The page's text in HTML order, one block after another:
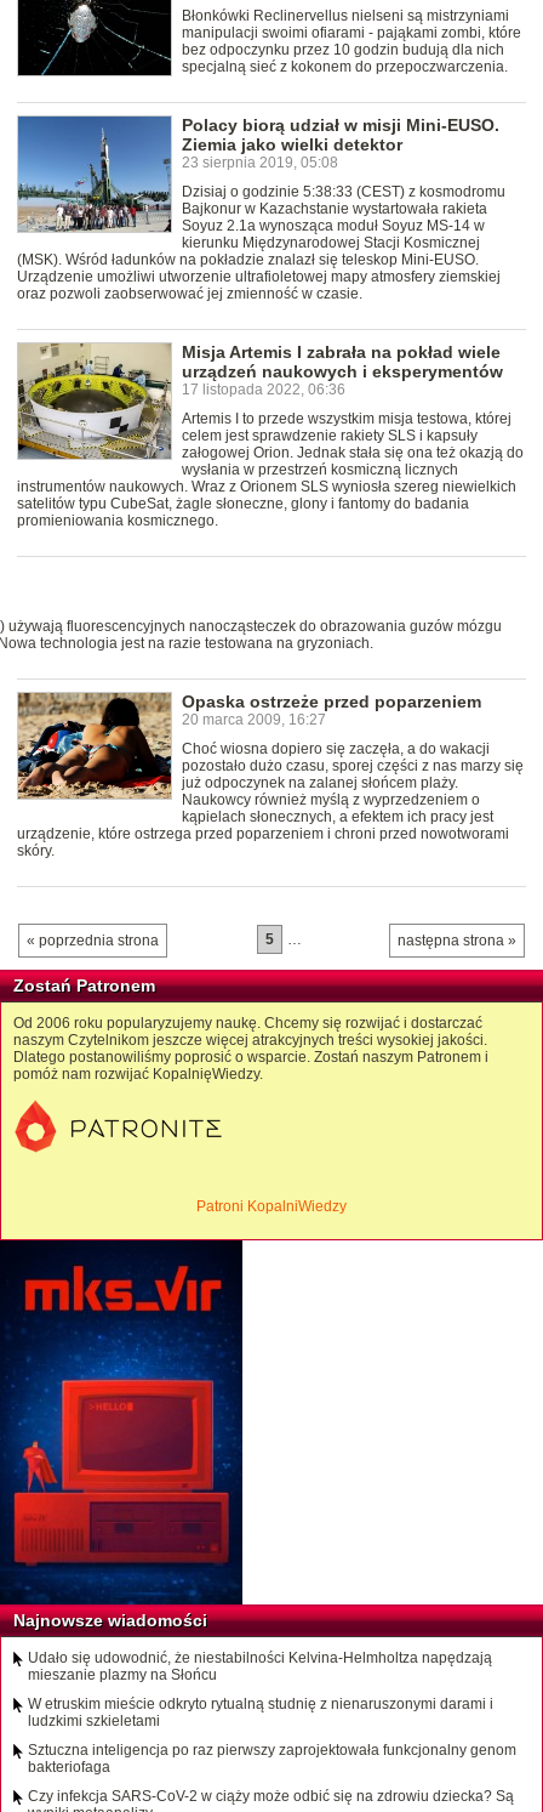
Błonkówki Reclinervellus nielseni są mistrzyniami
manipulacji swoimi ofiarami - pająkami zombi, które
bez odpoczynku przez 10 godzin budują dla nich
specjalną sieć z kokonem do przepoczwarczenia.
Polacy biorą udział w misji Mini-EUSO.
Ziemia jako wielki detektor
23 sierpnia 2019, 05:08
Dzisiaj o godzinie 5:38:33 (CEST) z kosmodromu
Bajkonur w Kazachstanie wystartowała rakieta
Soyuz 2.1a wynosząca moduł Soyuz MS-14 w
kierunku Międzynarodowej Stacji Kosmicznej
(MSK). Wśród ładunków na pokładzie znalazł się teleskop Mini-EUSO.
Urządzenie umożliwi utworzenie ultrafioletowej mapy atmosfery ziemskiej
oraz pozwoli zaobserwować jej zmienność w czasie.
Misja Artemis I zabrała na pokład wiele
urządzeń naukowych i eksperymentów
17 listopada 2022, 06:36
Artemis I to przede wszystkim misja testowa, której
celem jest sprawdzenie rakiety SLS i kapsuły
załogowej Orion. Jednak stała się ona też okazją do
wysłania w przestrzeń kosmiczną licznych
instrumentów naukowych. Wraz z Orionem SLS wyniosła szereg niewielkich
satelitów typu CubeSat, żagle słoneczne, glony i fantomy do badania
promieniowania kosmicznego.
fluorescencyjnych nanocząsteczek do obrazowania guzów mózgu
technologia jest na razie testowana na gryzoniach.
Opaska ostrzeże przed poparzeniem
20 marca 2009, 16:27
Choć wiosna dopiero się zaczęła, a do wakacji
pozostało dużo czasu, sporej części z nas marzy się
już odpoczynek na zalanej słońcem plaży.
Naukowcy również myślą z wyprzedzeniem o
kąpielach słonecznych, a efektem ich pracy jest
urządzenie, które ostrzega przed poparzeniem i chroni przed nowotworami
skóry.
« poprzednia strona następna strona »
5 …
Zostań Patronem
Od 2006 roku popularyzujemy naukę. Chcemy się rozwijać i dostarczać
naszym Czytelnikom jeszcze więcej atrakcyjnych treści wysokiej jakości.
Dlatego postanowiliśmy poprosić o wsparcie. Zostań naszym Patronem i
pomóż nam rozwijać KopalnięWiedzy.
Patroni KopalniWiedzy
Najnowsze wiadomości
Udało się udowodnić, że niestabilności Kelvina-Helmholtza napędzają
mieszanie plazmy na Słońcu
W etruskim mieście odkryto rytualną studnię z nienaruszonymi darami i
ludzkimi szkieletami
Sztuczna inteligencja po raz pierwszy zaprojektowała funkcjonalny genom
bakteriofaga
Czy infekcja SARS-CoV-2 w ciąży może odbić się na zdrowiu dziecka? Są